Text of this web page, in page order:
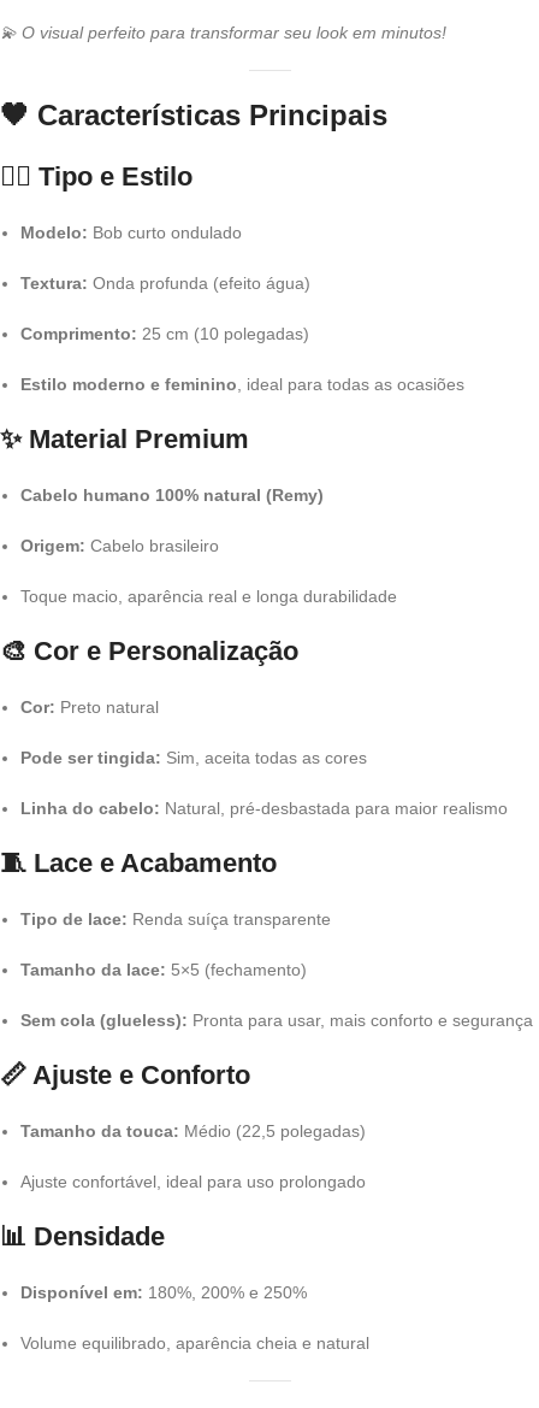
💫 O visual perfeito para transformar seu look em minutos!
🖤 Características Principais
💇‍♀️ Tipo e Estilo
Modelo: Bob curto ondulado
Textura: Onda profunda (efeito água)
Comprimento: 25 cm (10 polegadas)
Estilo moderno e feminino, ideal para todas as ocasiões
✨ Material Premium
Cabelo humano 100% natural (Remy)
Origem: Cabelo brasileiro
Toque macio, aparência real e longa durabilidade
🎨 Cor e Personalização
Cor: Preto natural
Pode ser tingida: Sim, aceita todas as cores
Linha do cabelo: Natural, pré-desbastada para maior realismo
🧵 Lace e Acabamento
Tipo de lace: Renda suíça transparente
Tamanho da lace: 5×5 (fechamento)
Sem cola (glueless): Pronta para usar, mais conforto e segurança
📏 Ajuste e Conforto
Tamanho da touca: Médio (22,5 polegadas)
Ajuste confortável, ideal para uso prolongado
📊 Densidade
Disponível em: 180%, 200% e 250%
Volume equilibrado, aparência cheia e natural